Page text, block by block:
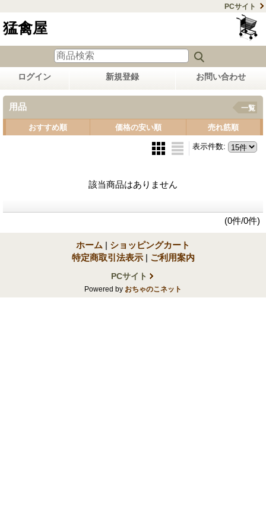
PCサイト
猛禽屋
ログイン 新規登録 お問い合わせ
用品 一覧
おすすめ順 価格の安い順 売れ筋順
表示件数:
該当商品はありません
(0件/0件)
ホーム | ショッピングカート
特定商取引法表示 | ご利用案内
PCサイト
Powered by おちゃのこネット